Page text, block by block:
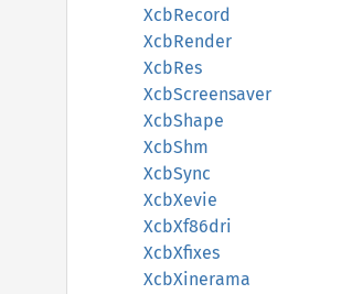
XcbRecord
XcbRender
XcbRes
XcbScreensaver
XcbShape
XcbShm
XcbSync
XcbXevie
XcbXf86dri
XcbXfixes
XcbXinerama